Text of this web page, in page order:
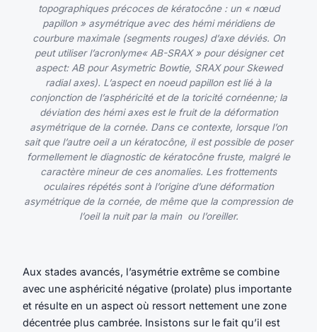
topographiques précoces de kératocône : un « nœud
papillon » asymétrique avec des hémi méridiens de
courbure maximale (segments rouges) d’axe déviés. On
peut utiliser l’acronlyme« AB-SRAX » pour désigner cet
aspect: AB pour Asymetric Bowtie, SRAX pour Skewed
radial axes). L’aspect en noeud papillon est lié à la
conjonction de l’asphéricité et de la toricité cornéenne; la
déviation des hémi axes est le fruit de la déformation
asymétrique de la cornée. Dans ce contexte, lorsque l’on
sait que l’autre oeil a un kératocône, il est possible de poser
formellement le diagnostic de kératocône fruste, malgré le
caractère mineur de ces anomalies. Les frottements
oculaires répétés sont à l’origine d’une déformation
asymétrique de la cornée, de même que la compression de
l’oeil la nuit par la main ou l’oreiller.
Aux stades avancés, l’asymétrie extrême se combine
avec une asphéricité négative (prolate) plus importante
et résulte en un aspect où ressort nettement une zone
décentrée plus cambrée. Insistons sur le fait qu’il est